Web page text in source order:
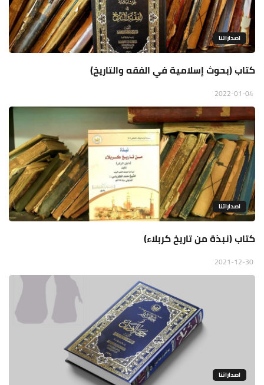
اصداراتنا
كتاب (بحوث إسلامية في الفقه والتاريخ)
اصداراتنا
كتاب (نبذة من تاريخ كربلاء)
اصداراتنا